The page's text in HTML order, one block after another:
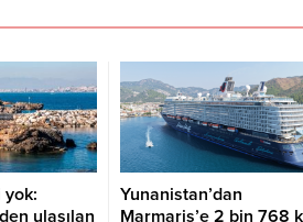
ulaşılan
Yunanistan’dan
Marmaris’e 2 bin 768